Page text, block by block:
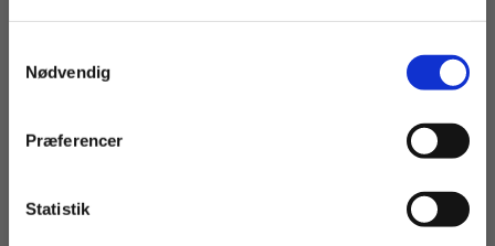
Nødvendig
Præferencer
Statistik
Andre har også købt